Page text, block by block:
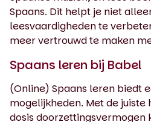
Spaans. Dit helpt je niet
leesvaardigheden te
meer vertrouwd te maken
Spaans leren bij Babel
(Online) Spaans leren biedt
mogelijkheden. Met de
dosis doorzettingsvermogen